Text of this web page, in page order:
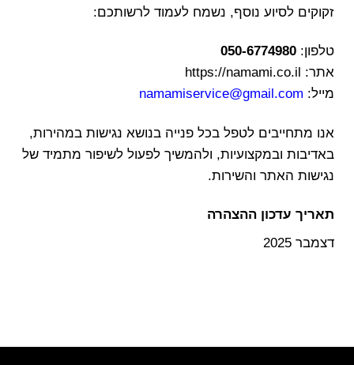
זקוקים לסיוע נוסף, נשמח לעמוד לרשותכם:
טלפון: 050-6774980
אתר: https://namami.co.il
מייל: namamiservice@gmail.com
אנו מתחייבים לטפל בכל פנייה בנושא נגישות במהירות,
באדיבות ובמקצועיות, ולהמשיך לפעול לשיפור מתמיד של
נגישות האתר והשירות.
תאריך עדכון ההצהרה
דצמבר 2025